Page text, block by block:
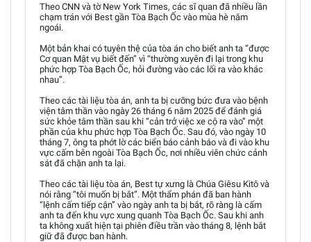
Theo CNN và tờ New York Times, các sĩ quan đã nhiều lần
chạm trán với Best gần Tòa Bạch Ốc vào mùa hè năm
ngoái.
Một bản khai có tuyên thệ của tòa án cho biết anh ta “được
Cơ quan Mật vụ biết đến” vì “thường xuyên đi lại trong khu
phức hợp Tòa Bạch Ốc, hỏi đường vào các lối ra vào khác
nhau”.
Theo các tài liệu tòa án, anh ta bị cưỡng bức đưa vào bệnh
viện tâm thần vào ngày 26 tháng 6 năm 2025 để đánh giá
sức khỏe tâm thần sau khi “cản trở việc xe cộ ra vào” một
phần của khu phức hợp Tòa Bạch Ốc. Sau đó, vào ngày 10
tháng 7, ông ta phớt lờ các biển báo cảnh báo và đi vào khu
vực cấm bên ngoài Tòa Bạch Ốc, nơi nhiều viên chức cảnh
sát đã chặn anh ta lại.
Theo các tài liệu tòa án, Best tự xưng là Chúa Giêsu Kitô và
nói rằng “tôi muốn bị bắt”. Một thẩm phán đã ban hành
“lệnh cấm tiếp cận” vào ngày anh ta bị bắt, rõ ràng là cấm
anh ta đến khu vực xung quanh Tòa Bạch Ốc. Sau khi anh
ta không xuất hiện tại phiên điều trần vào tháng 8, lệnh bắt
giữ đã được ban hành.